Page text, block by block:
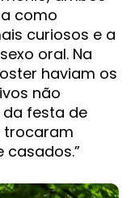
como
curiosos e a
oral. Na
haviam os
não
festa de
trocaram
casados.”